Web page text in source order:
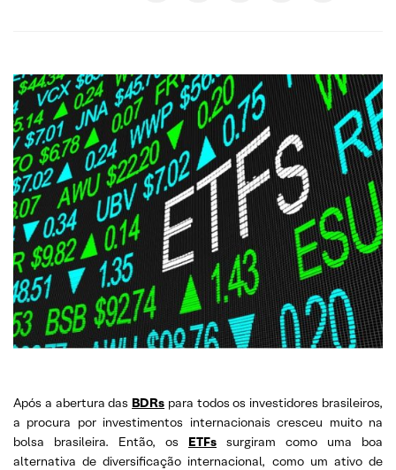
Após a abertura das BDRs para todos os investidores brasileiros,
a procura por investimentos internacionais cresceu muito na
bolsa brasileira. Então, os ETFs surgiram como uma boa
alternativa de diversificação internacional, como um ativo de